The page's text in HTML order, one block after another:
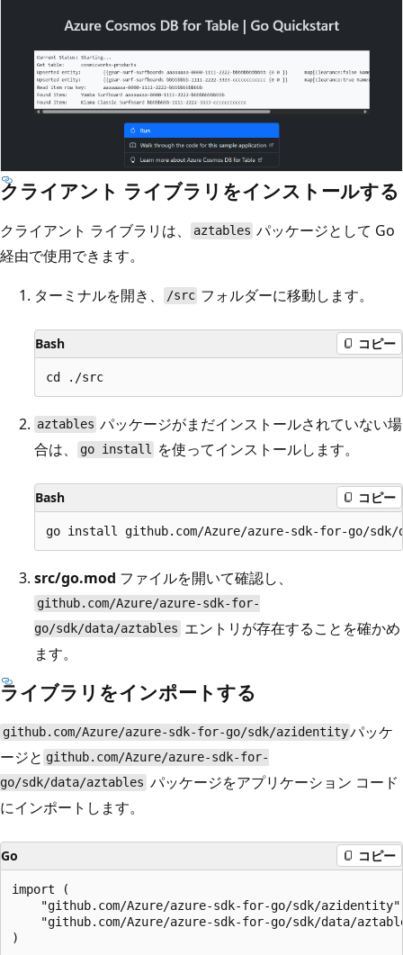
クライアント ライブラリをインストールする
クライアント ライブラリは、 aztables パッケージとして Go
経由で使用できます。
ターミナルを開き、
/src フォルダーに移動します。
Bash コピー
aztables パッケージがまだインストールされていない場
合は、
go install を使ってインストールします。
Bash コピー
src/go.mod ファイルを開いて確認し、
github.com/Azure/azure-sdk-for-
go/sdk/data/aztables エントリが存在することを確かめ
ます。
ライブラリをインポートする
github.com/Azure/azure-sdk-for-go/sdk/azidentityパッケ
ージと github.com/Azure/azure-sdk-for-
go/sdk/data/aztables パッケージをアプリケーション コード
にインポートします。
Go コピー
import (